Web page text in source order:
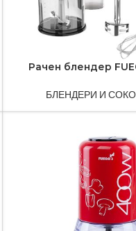
Рачен блендер
БЛЕНДЕРИ И